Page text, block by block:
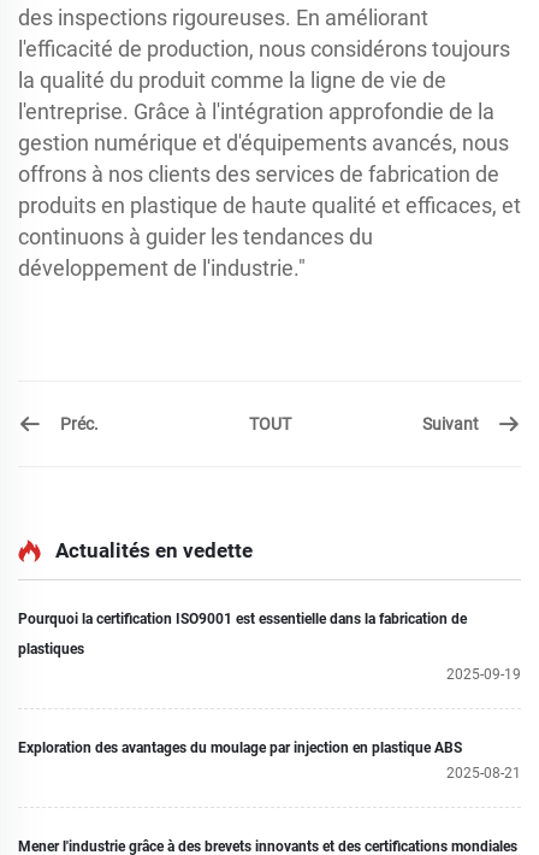
des inspections rigoureuses. En améliorant
l'efficacité de production, nous considérons toujours
la qualité du produit comme la ligne de vie de
l'entreprise. Grâce à l'intégration approfondie de la
gestion numérique et d'équipements avancés, nous
offrons à nos clients des services de fabrication de
produits en plastique de haute qualité et efficaces, et
continuons à guider les tendances du
développement de l'industrie."
Préc. TOUT Suivant
Actualités en vedette
Pourquoi la certification ISO9001 est essentielle dans la fabrication de
plastiques
2025-09-19
Exploration des avantages du moulage par injection en plastique ABS
2025-08-21
Mener l'industrie grâce à des brevets innovants et des certifications mondiales